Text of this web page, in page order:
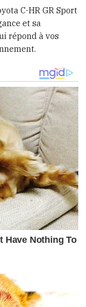
C-HR GR Sport
et sa
répond à vos